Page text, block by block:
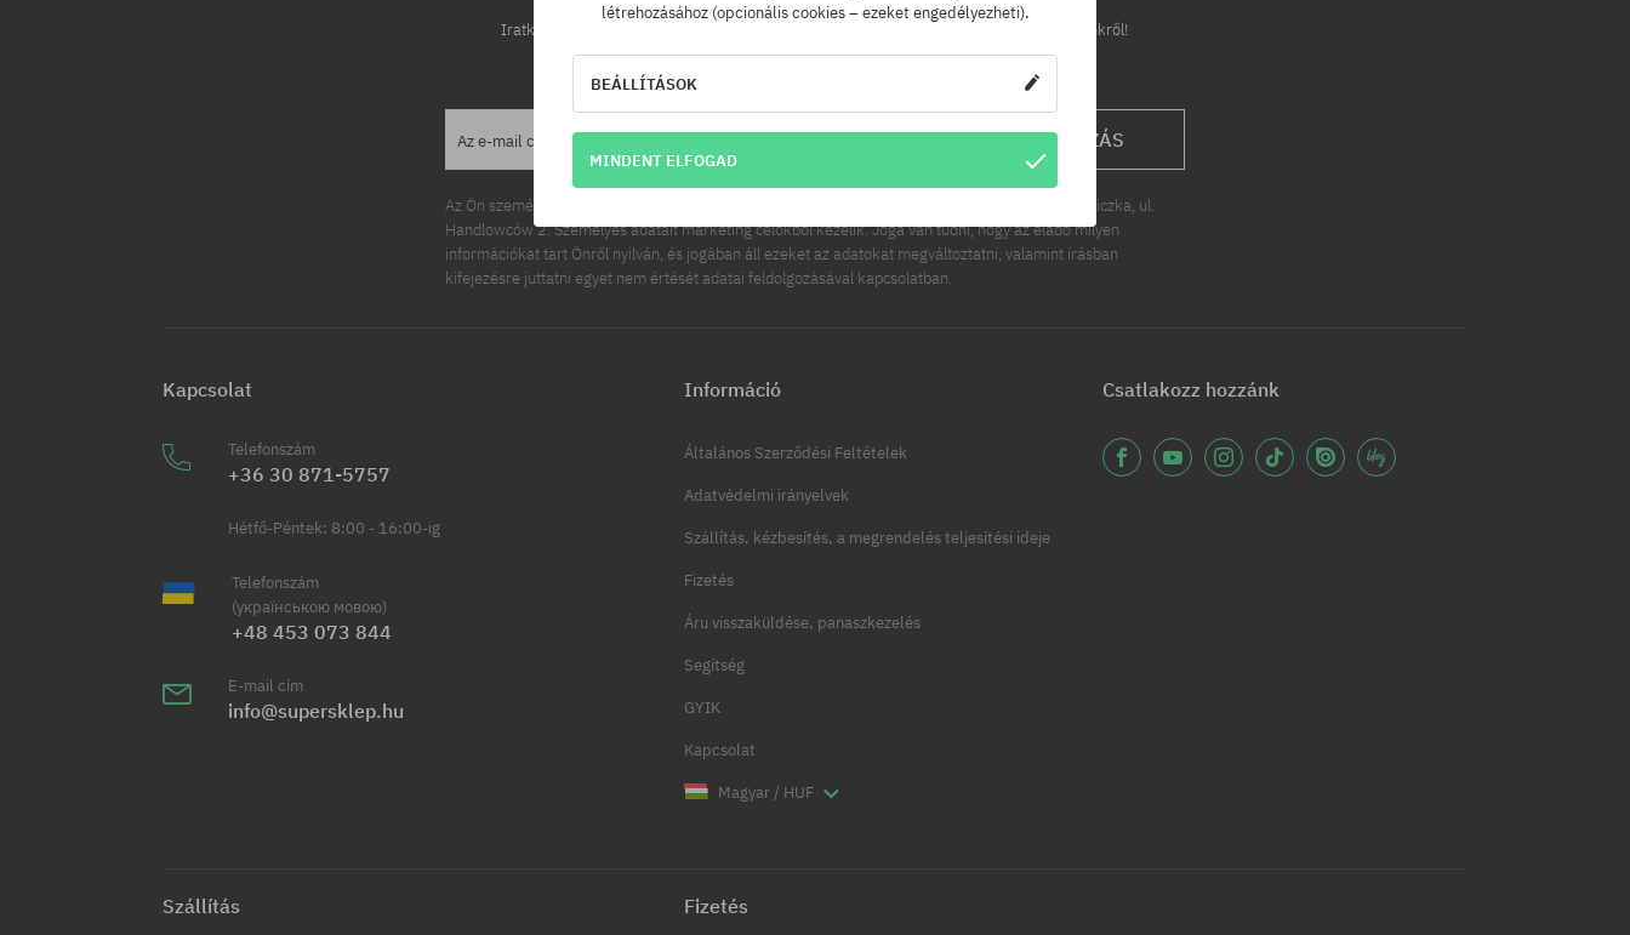
Iratkozz fel hírlevelünkre és értesülj az elsők között új termékeinkről és kedvezményeinkről!
Ráadásul kapsz egy -5% kedvezménykódot az egész rendelésedre!
Az e-mail címed FELIRATKOZÁS
Az Ön személyes adatainak kezelője a COOL SPORT DISTRIBUTION SP Z O O, székhelye: Modlniczka, ul.
Handlowców 2. Személyes adatait marketing célokból kezelik. Joga van tudni, hogy az eladó milyen
információkat tart Önről nyilván, és jogában áll ezeket az adatokat megváltoztatni, valamint írásban
kifejezésre juttatni egyet nem értését adatai feldolgozásával kapcsolatban.
Kapcsolat
Telefonszám
+36 30 871-5757
Hétfő-Péntek: 8:00 - 16:00-ig
Telefonszám
(українською мовою)
+48 453 073 844
E-mail cím
info@supersklep.hu
Információ
Általános Szerződési Feltételek
Adatvédelmi irányelvek
Szállítás, kézbesítés, a megrendelés teljesítési ideje
Fizetés
Áru visszaküldése, panaszkezelés
Segítség
GYIK
Kapcsolat
Magyar / HUF
Csatlakozz hozzánk
Szállítás Fizetés
létrehozásához (opcionális cookies – ezeket engedélyezheti).
BEÁLLÍTÁSOK
MINDENT ELFOGAD